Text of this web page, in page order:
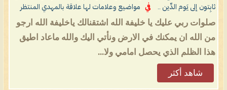
ثابِتون إلى يَوم الدِّين ..
في مواضيع وعلامات لها علاقة بالمهدي المنتظر
صلوات ربي عليك يا خليفة الله اشتقنالك ياخليفة الله ارجو
من الله ان يمكنك في الارض ونأتي اليك والله ماعاد اطيق
هذا الظلم الذي يحصل امامي ولا...
شاهد أكثر